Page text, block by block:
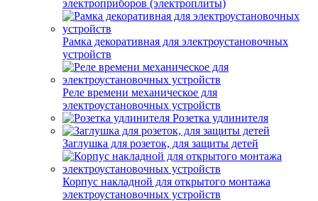
электроприборов (электроплиты)
Рамка декоративная для электроустановочных
устройств
Реле времени механическое для
электроустановочных устройств
Розетка удлинителя
Заглушка для розеток, для защиты детей
Корпус накладной для открытого монтажа
электроустановочных устройств